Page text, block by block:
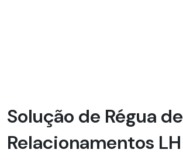
Solução de Régua de
Relacionamentos LH